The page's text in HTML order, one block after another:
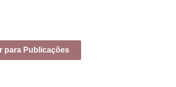
para Publicações